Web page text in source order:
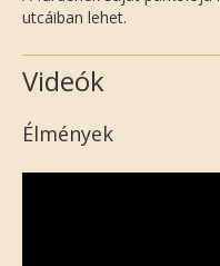
utcáiban lehet.
Videók
Élmények